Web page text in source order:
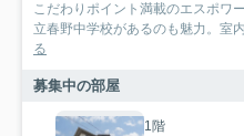
こだわりポイント満載のエスポワ
立春野中学校があるのも魅力。室
る
募集中の部屋
1階